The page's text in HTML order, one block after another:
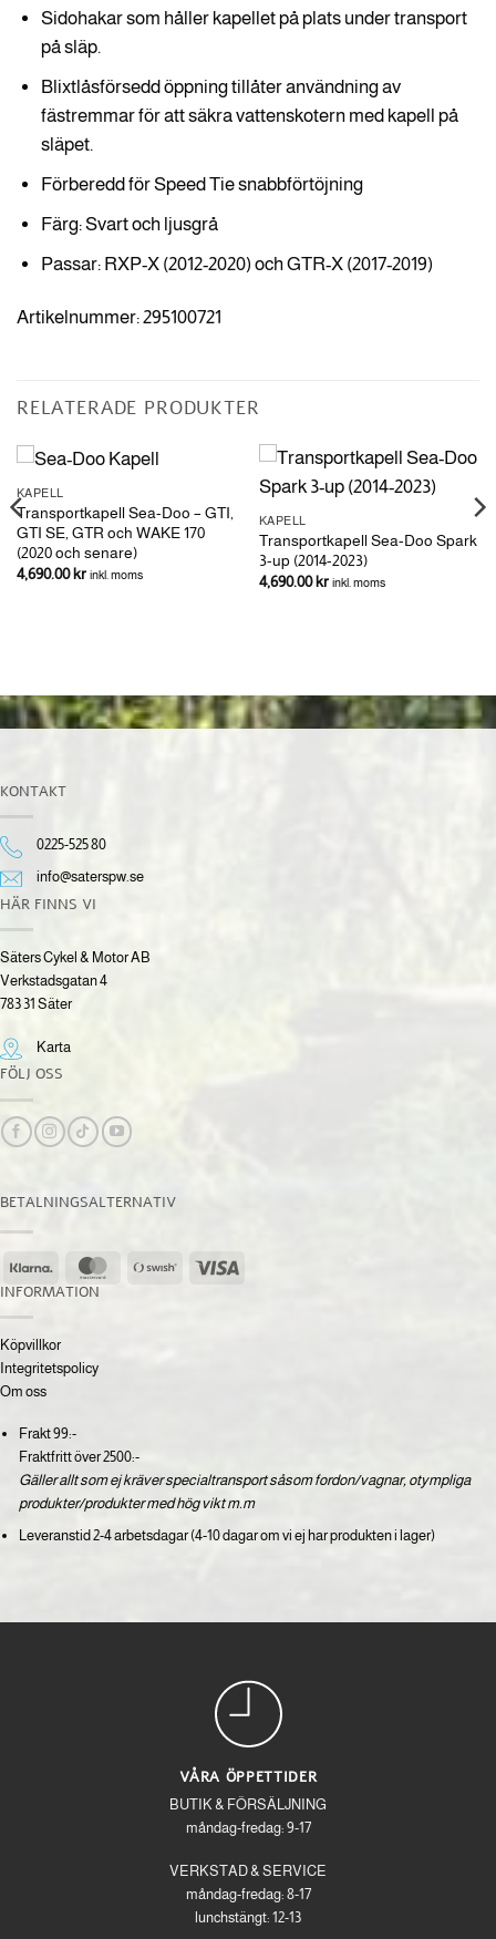
Sidohakar som håller kapellet på plats under transport
på släp.
Blixtlåsförsedd öppning tillåter användning av
fästremmar för att säkra vattenskotern med kapell på
släpet.
Förberedd för Speed Tie snabbförtöjning
Färg: Svart och ljusgrå
Passar: RXP-X (2012-2020) och GTR-X (2017-2019)
Artikelnummer: 295100721
RELATERADE PRODUKTER
KAPELL
Transportkapell Sea-Doo – GTI,
GTI SE, GTR och WAKE 170
(2020 och senare)
4,690.00kr inkl. moms
KAPELL
Transportkapell Sea-Doo Spark
3-up (2014-2023)
4,690.00kr inkl. moms
KONTAKT
0225-525 80
info@saterspw.se
HÄR FINNS VI
Säters Cykel & Motor AB
Verkstadsgatan 4
783 31 Säter
Karta
FÖLJ OSS
BETALNINGSALTERNATIV
Klarna MasterCardSwish
INFORMATION
Köpvillkor
Integritetspolicy
Om oss
Frakt 99:-
Fraktfritt över 2500:-
Gäller allt som ej kräver specialtransport såsom fordon/vagnar, otympliga
produkter/produkter med hög vikt m.m
Leveranstid 2-4 arbetsdagar (4-10 dagar om vi ej har produkten i lager)
VÅRA ÖPPETTIDER
BUTIK & FÖRSÄLJNING
måndag-fredag: 9-17
VERKSTAD & SERVICE
måndag-fredag: 8-17
lunchstängt: 12-13